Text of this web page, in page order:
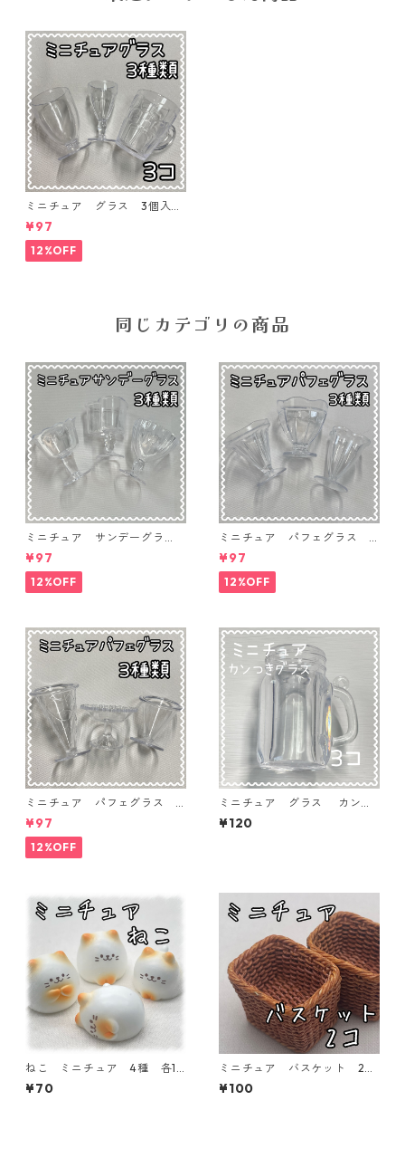
ミニチュア グラス 3個入り
【MNT-GLS-3P-01】
¥97
12%OFF
同じカテゴリの商品
ミニチュア サンデーグラ
ス 3個入り【MNT-GLS-3P-
04】
¥97
12%OFF
ミニチュア パフェグラス 3
個入り【MNT-GLS-3P-03】
¥97
12%OFF
ミニチュア パフェグラス 3
個入り【MNT-GLS-3P-02】
¥97
12%OFF
ミニチュア グラス カン付
き 3個入り【MNT-GLS-3P-1
3】
¥120
ねこ ミニチュア 4種 各1
個入り 【MNT-NK】
¥70
ミニチュア バスケット 2個
入り【MNT-2PーBKT】
¥100